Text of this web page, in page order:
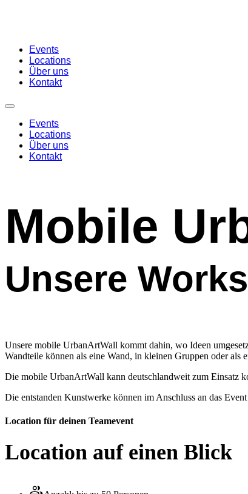
Events
Locations
Über uns
Kontakt
Events
Locations
Über uns
Kontakt
Mobile
Unsere
Unsere mobile UrbanArtWall kommt dahin, wo Ideen
Wandteile können als eine Wand, in kleinen Gruppen oder als
Die mobile UrbanArtWall kann deutschlandweit zum Einsatz
Die entstanden Kunstwerke können im Anschluss an das
Location für deinen Teamevent
Location auf einen Blick